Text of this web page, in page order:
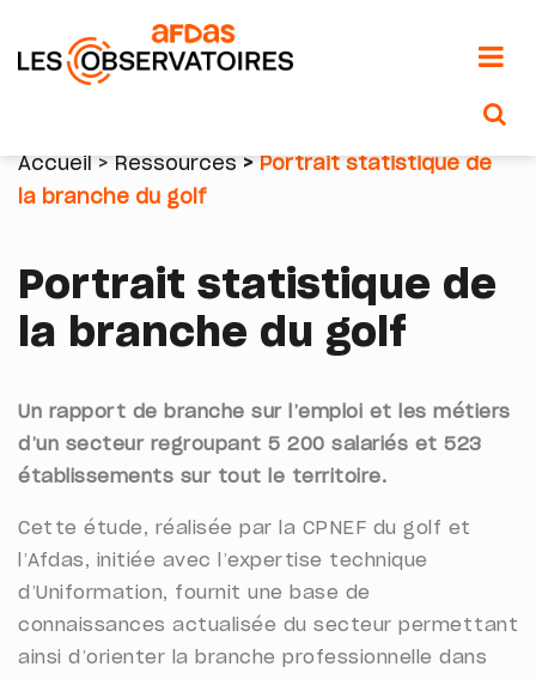
au
contenu
d'Ariane
Accueil Ressources
Portrait statistique de
la branche du golf
Portrait statistique de
la branche du golf
Un rapport de branche sur l’emploi et les métiers
d’un secteur regroupant 5 200 salariés et 523
établissements sur tout le territoire.
Cette étude, réalisée par la CPNEF du golf et
l’Afdas, initiée avec l’expertise technique
d’Uniformation, fournit une base de
connaissances actualisée du secteur permettant
ainsi d’orienter la branche professionnelle dans